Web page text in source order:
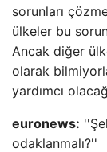
sorunları
ülkeler bu
Ancak diğer
olarak
yardımcı
euronews:
odaklanmalı?''